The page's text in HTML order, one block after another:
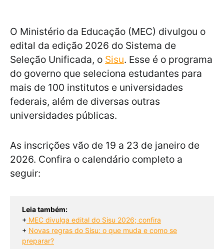
O Ministério da Educação (MEC) divulgou o
edital da edição 2026 do Sistema de
Seleção Unificada, o Sisu. Esse é o programa
do governo que seleciona estudantes para
mais de 100 institutos e universidades
federais, além de diversas outras
universidades públicas.
As inscrições vão de 19 a 23 de janeiro de
2026. Confira o calendário completo a
seguir:
Leia também:
+ MEC divulga edital do Sisu 2026; confira
+ Novas regras do Sisu: o que muda e como se
preparar?